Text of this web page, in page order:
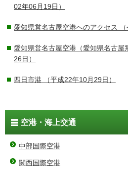
02年06月19日）
愛知県営名古屋空港へのアクセス
愛知県営名古屋空港（愛知県名古屋
26日）
四日市港 （平成22年10月29日）
空港・海上交通
中部国際空港
関西国際空港